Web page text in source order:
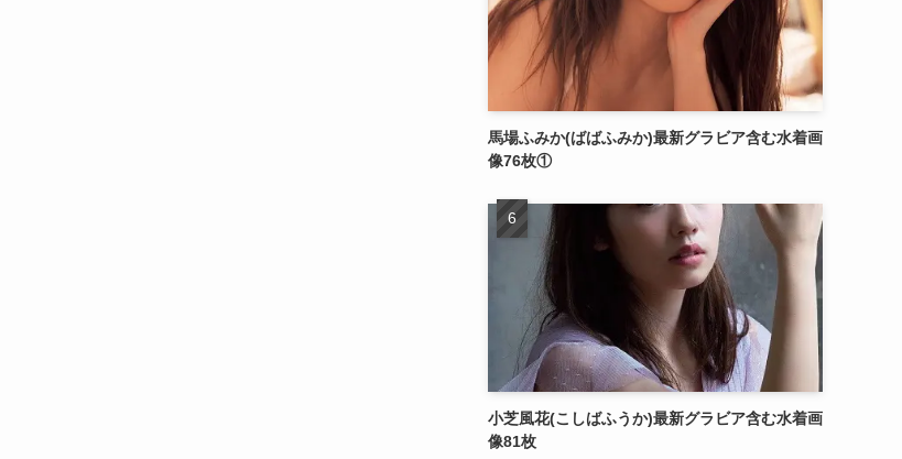
馬場ふみか(ばばふみか)最新グラビア含む水着画
像76枚①
小芝風花(こしばふうか)最新グラビア含む水着画
像81枚